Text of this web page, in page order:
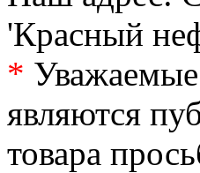
'Красный
*
являются
товара